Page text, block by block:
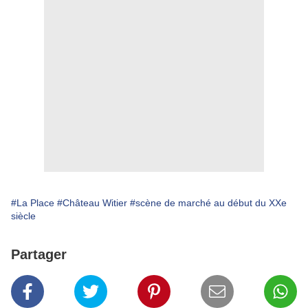
#La Place #Château Witier #scène de marché au début du XXe
siècle
Partager